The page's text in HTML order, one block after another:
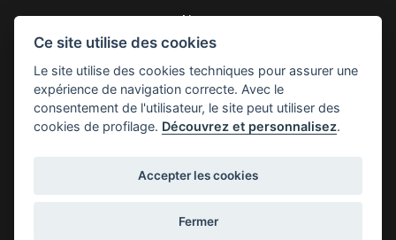
News
Download
Certifications
Garantie de 5 ans
© 2026 Augenti Lighting Srl - Code TVA 03688190986 -
Ce site utilise des cookies
Le site utilise des cookies techniques pour assurer une
expérience de navigation correcte. Avec le
consentement de l'utilisateur, le site peut utiliser des
cookies de profilage. Découvrez et personnalisez.
Accepter les cookies
Fermer